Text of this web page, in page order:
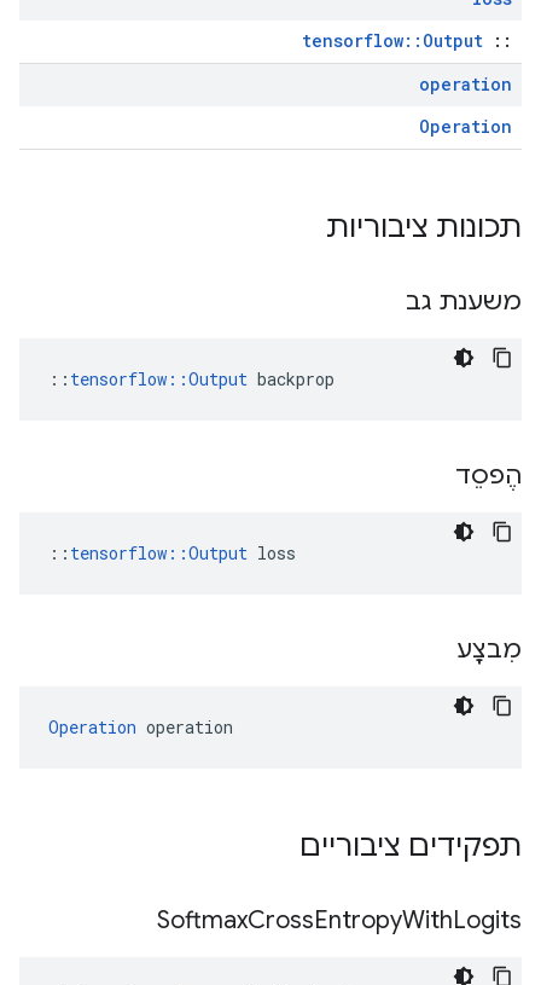
::
tensorflow::Output
operation
Operation
תכונות ציבוריות
משענת גב
:: tensorflow::Output backprop
הֶפסֵד
:: tensorflow::Output loss
מִבצָע
Operation operation
תפקידים ציבוריים
SoftmaxCrossEntropyWithLogits